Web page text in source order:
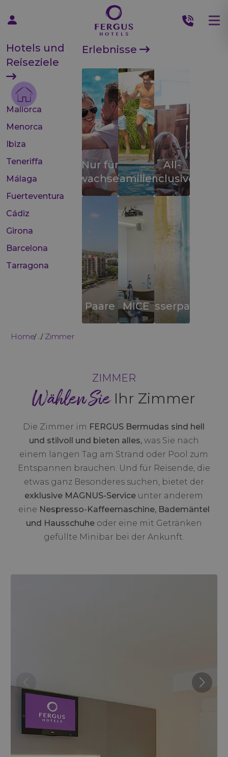
Hotels und
Reiseziele
Mallorca
Menorca
Ibiza
Teneriffa
Málaga
Fuerteventura
Cádiz
Girona
Barcelona
Tarragona
Erlebnisse
Nur für
ErwachseneFamilien
All-
inclusive
Paare MICEWasserparks
Home ... Zimmer
ZIMMER
Wählen SieIhr Zimmer
Die Zimmer im FERGUS Bermudas sind hell
und stilvoll und bieten alles,was Sie nach
einem langen Tag am Strand oder Pool zum
Entspannen brauchen. Und für Reisende, die
etwas ganz Besonderes suchen, bietet der
exklusive MAGNUS-Service unter anderem
eine Nespresso-Kaffeemaschine, Bademäntel
und Hausschuheoder eine mit Getränken
gefüllte Minibar bei der Ankunft.